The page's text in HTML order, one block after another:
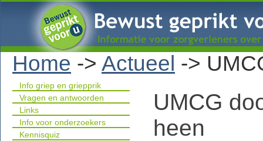
Home -> Actueel ->
Info griep en griepprik
Vragen en antwoorden
Links
Info voor onderzoekers
Kennisquiz
UMCG
heen